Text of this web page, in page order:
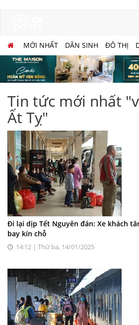
MỚI NHẤT DÂN SINH ĐÔ THỊ
Tin tức mới nhất
Ất Tỵ"
Đi lại dịp Tết Nguyên đán: Xe khách
bay kín chỗ
14:12 | Thứ ba, 14/01/2025